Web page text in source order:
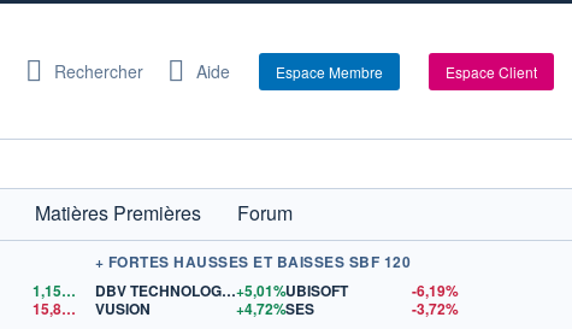
Rechercher Aide Espace Membre Espace Client
Matières Premières
Forum
1,1558
$US
15,81$US
+ FORTES HAUSSES ET BAISSES SBF 120
DBV TECHNOLOGIES+5,01%
VUSION
+4,72%
UBISOFT
-6,19%
SES
-3,72%